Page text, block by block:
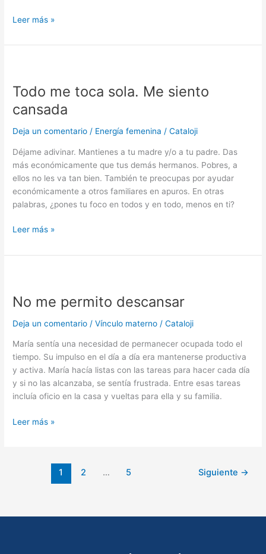
Leer más »
Todo me toca sola. Me siento
cansada
Deja un comentario / Energía femenina /Cataloji
Déjame adivinar. Mantienes a tu madre y/o a tu padre. Das
más económicamente que tus demás hermanos. Pobres, a
ellos no les va tan bien. También te preocupas por ayudar
económicamente a otros familiares en apuros. En otras
palabras, ¿pones tu foco en todos y en todo, menos en ti?
toca
Me
siento
Leer más »
No me permito descansar
Deja un comentario /Vínculo materno /Cataloji
María sentía una necesidad de permanecer ocupada todo el
tiempo. Su impulso en el día a día era mantenerse productiva
y activa. María hacía listas con las tareas para hacer cada día
y si no las alcanzaba, se sentía frustrada. Entre esas tareas
incluía oficio en la casa y vueltas para ella y su familia.
permito
Leer más »
1 2 … 5 Siguiente →